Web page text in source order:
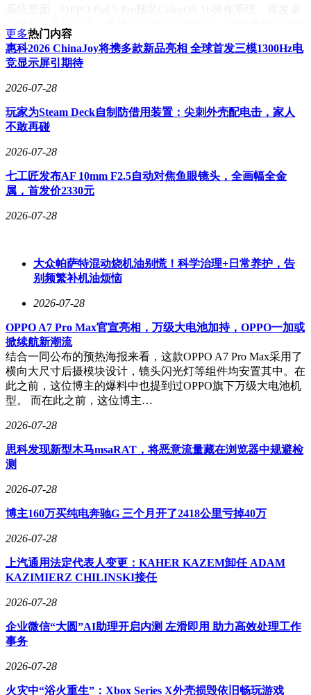
缩放。深度适配PC级WPS，支持近场键鼠共享和远控电脑功
能，可远程访问Mac/Windows文件。
12GB+256GB、12GB+512GB、16GB+512GB四种存储规格，
8GB+256GB版售价4299元。新机将于发布会后在各渠道正式
开售。
OPPO Pad 5 Pro以13.2英寸巨幕、旗舰级性能、轻薄机身和完
适合对移动办公、专业创作和影音娱乐有综合需求的用户群
体。
更多热门内容
惠科2026 ChinaJoy将携多款新品亮相 全球首发三模1300Hz电
竞显示屏引期待
2026-07-28
玩家为Steam Deck自制防借用装置：尖刺外壳配电击，家人
不敢再碰
2026-07-28
七工匠发布AF 10mm F2.5自动对焦鱼眼镜头，全画幅全金
属，首发价2330元
2026-07-28
大众帕萨特混动烧机油别慌！科学治理+日常养护，告
别频繁补机油烦恼
2026-07-28
OPPO A7 Pro Max官宣亮相，万级大电池加持，OPPO一加或
掀续航新潮流
结合一同公布的预热海报来看，这款OPPO A7 Pro Max采用了
横向大尺寸后摄模块设计，镜头闪光灯等组件均安置其中。在
此之前，这位博主的爆料中也提到过OPPO旗下万级大电池机
型。 而在此之前，这位博主…
2026-07-28
思科发现新型木马msaRAT，将恶意流量藏在浏览器中规避检
测
2026-07-28
博主160万买纯电奔驰G 三个月开了2418公里亏掉40万
2026-07-28
上汽通用法定代表人变更：KAHER KAZEM卸任 ADAM
KAZIMIERZ CHILINSKI接任
2026-07-28
企业微信“大圆”AI助理开启内测 左滑即用 助力高效处理工作
事务
2026-07-28
火灾中“浴火重生”：Xbox Series X外壳损毁依旧畅玩游戏